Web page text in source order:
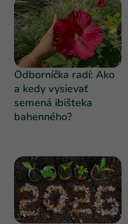
Odborníčka radí: Ako
a kedy vysievať
semená ibišteka
bahenného?